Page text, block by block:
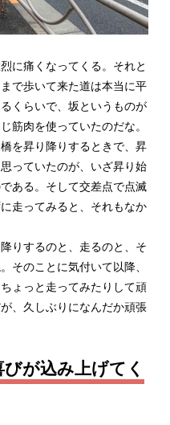
に痛くなってくる。それと
で歩いて来た道は本当に平
くらいで、坂というものが
筋肉を使っていたのだな。
を昇り降りするときで、昇
っていたのが、いざ昇り始
ある。そして交差点で点滅
走ってみると、それもなか
りするのと、走るのと、そ
そのことに気付いて以降、
ょっと走ってみたりして頑
、久しぶりになんだか頑張
が込み上げてく